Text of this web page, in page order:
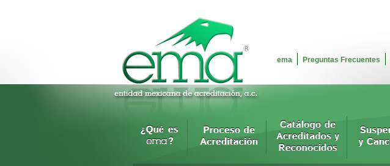
ema Preguntas Frecuentes